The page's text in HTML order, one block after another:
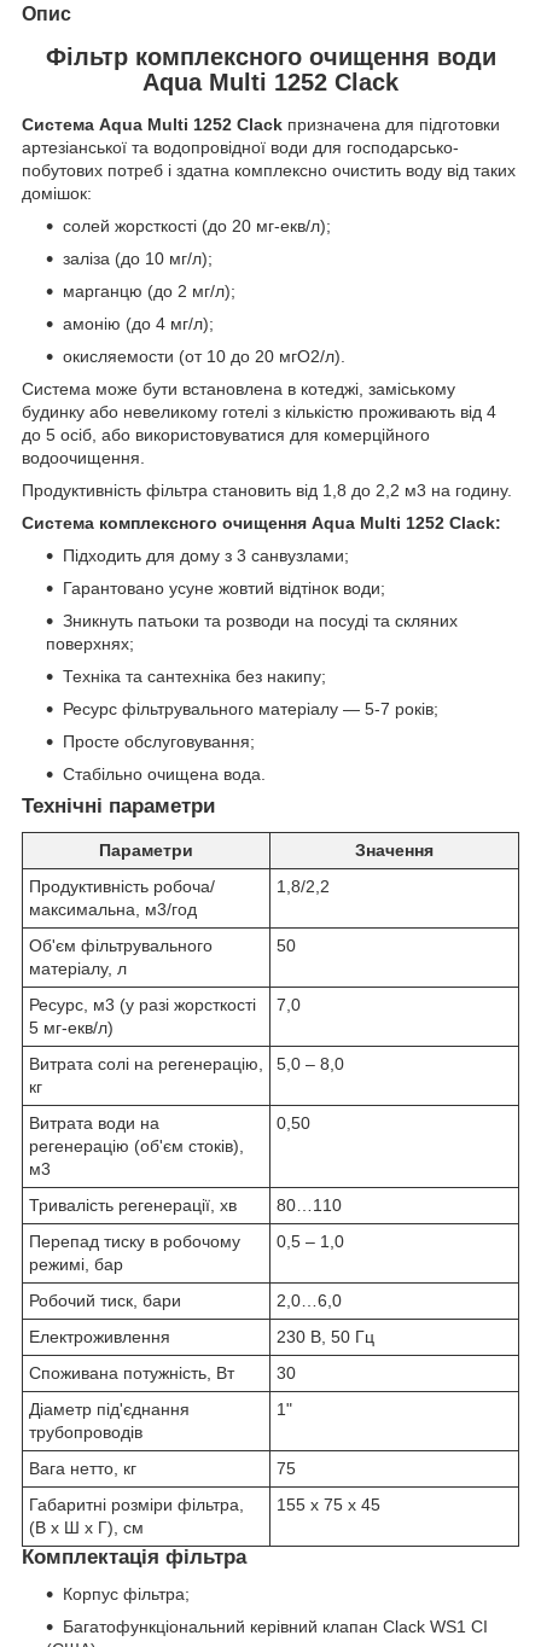
Опис
Фільтр комплексного очищення води
Aqua Multi 1252 Clack
Система Aqua Multi 1252 Clack призначена для підготовки
артезіанської та водопровідної води для господарсько-
побутових потреб і здатна комплексно очистить воду від таких
домішок:
солей жорсткості (до 20 мг-екв/л);
заліза (до 10 мг/л);
марганцю (до 2 мг/л);
амонію (до 4 мг/л);
окисляемости (от 10 до 20 мгО2/л).
Система може бути встановлена в котеджі, заміському
будинку або невеликому готелі з кількістю проживають від 4
до 5 осіб, або використовуватися для комерційного
водоочищення.
Продуктивність фільтра становить від 1,8 до 2,2 м3 на годину.
Система комплексного очищення Aqua Multi 1252 Clack:
Підходить для дому з 3 санвузлами;
Гарантовано усуне жовтий відтінок води;
Зникнуть патьоки та розводи на посуді та скляних
поверхнях;
Техніка та сантехніка без накипу;
Ресурс фільтрувального матеріалу — 5-7 років;
Просте обслуговування;
Стабільно очищена вода.
Технічні параметри
Параметри
Значення
Продуктивність робоча/
максимальна, м3/год
1,8/2,2
Об'єм фільтрувального
матеріалу, л
50
Ресурс, м3 (у разі жорсткості
5 мг-екв/л)
7,0
Витрата солі на регенерацію,
кг
5,0 – 8,0
Витрата води на
регенерацію (об'єм стоків),
м3
0,50
Тривалість регенерації, хв
80…110
Перепад тиску в робочому
режимі, бар
0,5 – 1,0
Робочий тиск, бари
2,0…6,0
Електроживлення
230 В, 50 Гц
Споживана потужність, Вт
30
Діаметр під'єднання
трубопроводів
1"
Вага нетто, кг
75
Габаритні розміри фільтра,
(В х Ш х Г), см
155 х 75 х 45
Комплектація фільтра
Корпус фільтра;
Багатофункціональний керівний клапан Clack WS1 СІ